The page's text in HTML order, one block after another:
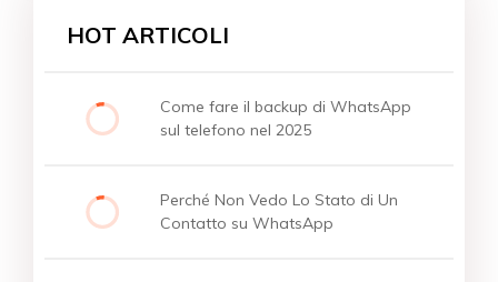
HOT ARTICOLI
Come fare il backup di WhatsApp
sul telefono nel 2025
Perché Non Vedo Lo Stato di Un
Contatto su WhatsApp